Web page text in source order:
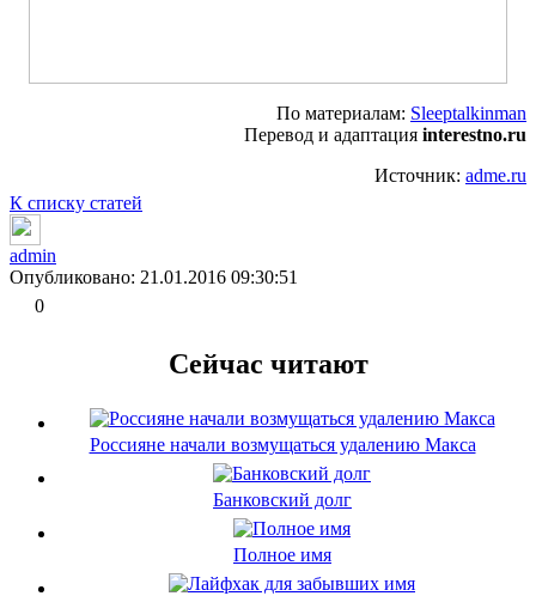
По материалам: Sleeptalkinman
Перевод и адаптация interestno.ru
Источник: adme.ru
К списку статей
admin
Опубликовано: 21.01.2016 09:30:51
0
Сейчас читают
Россияне начали возмущаться удалению Макса
Банковский долг
Полное имя